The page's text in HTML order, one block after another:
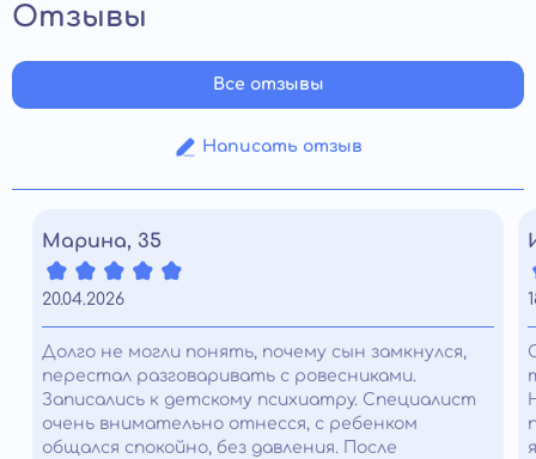
Отзывы
Написать отзыв
Все отзывы
Марина, 35
20.04.2026
Долго не могли понять, почему сын замкнулся,
перестал разговаривать с ровесниками.
Записались к детскому психиатру. Специалист
очень внимательно отнесся, с ребенком
общался спокойно, без давления. После